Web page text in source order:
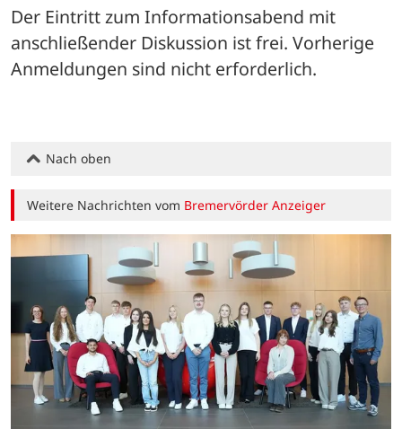
Der Eintritt zum Informationsabend mit
anschließender Diskussion ist frei. Vorherige
Anmeldungen sind nicht erforderlich.
Nach oben
Weitere Nachrichten vom Bremervörder Anzeiger